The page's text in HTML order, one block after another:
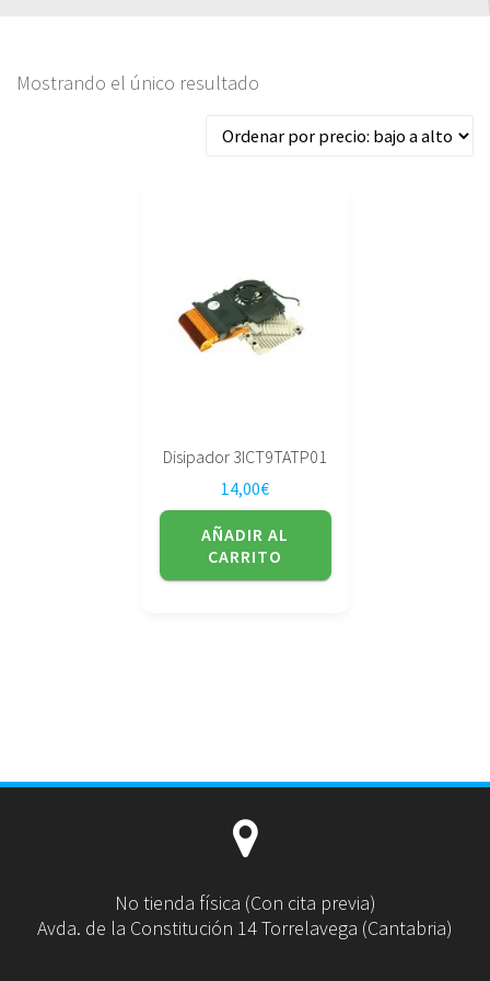
Mostrando el único resultado
Disipador 3ICT9TATP01
14,00€
AÑADIR AL
CARRITO
No tienda física (Con cita previa)
Avda. de la Constitución 14 Torrelavega (Cantabria)